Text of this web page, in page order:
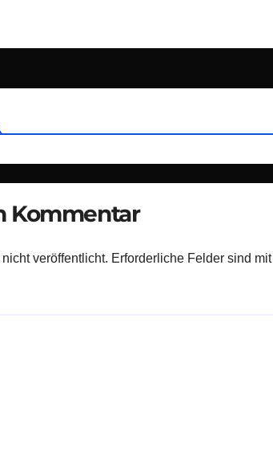
Kommentar
veröffentlicht. Erforderliche Felder sind mit